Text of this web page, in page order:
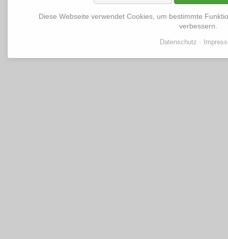
Diese Webseite verwendet Cookies, um bestimmte
verbessern.
Datenschutz